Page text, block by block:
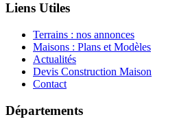
Liens Utiles
Terrains : nos annonces
Maisons : Plans et Modèles
Actualités
Devis Construction Maison
Contact
Départements